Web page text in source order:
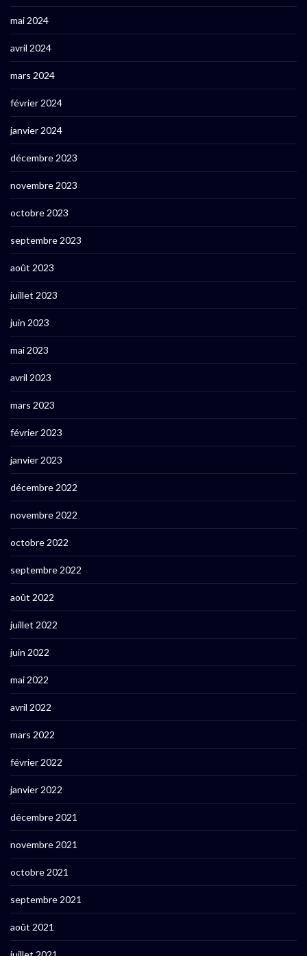
mai 2024
avril 2024
mars 2024
février 2024
janvier 2024
décembre 2023
novembre 2023
octobre 2023
septembre 2023
août 2023
juillet 2023
juin 2023
mai 2023
avril 2023
mars 2023
février 2023
janvier 2023
décembre 2022
novembre 2022
octobre 2022
septembre 2022
août 2022
juillet 2022
juin 2022
mai 2022
avril 2022
mars 2022
février 2022
janvier 2022
décembre 2021
novembre 2021
octobre 2021
septembre 2021
août 2021